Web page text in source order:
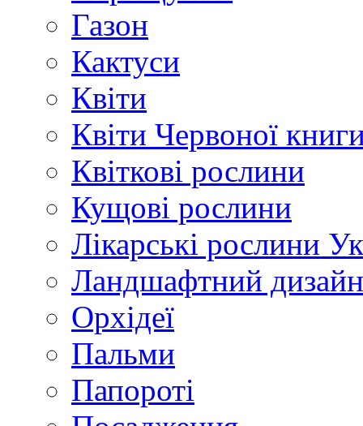
Газон
Кактуси
Квіти
Квіти Червоної
Квіткові рослини
Кущові рослини
Лікарські рослини
Ландшафтний дизайн
Орхідеї
Пальми
Папороті